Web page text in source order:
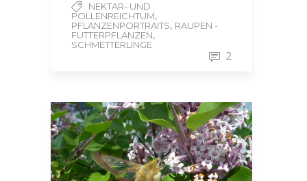
NEKTAR- UND
POLLENREICHTUM,
PFLANZENPORTRAITS, RAUPEN -
FUTTERPFLANZEN,
SCHMETTERLINGE
2